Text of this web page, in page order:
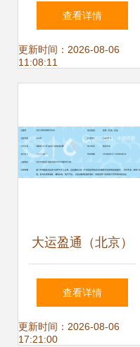
菏泽高新区加速布
局功能性食品产业
查看详情
更新时间：2026-08-06
11:08:11
大运盈通（北京）
数码科技 北京软件
技术开发的领航者
查看详情
更新时间：2026-08-06
17:21:00